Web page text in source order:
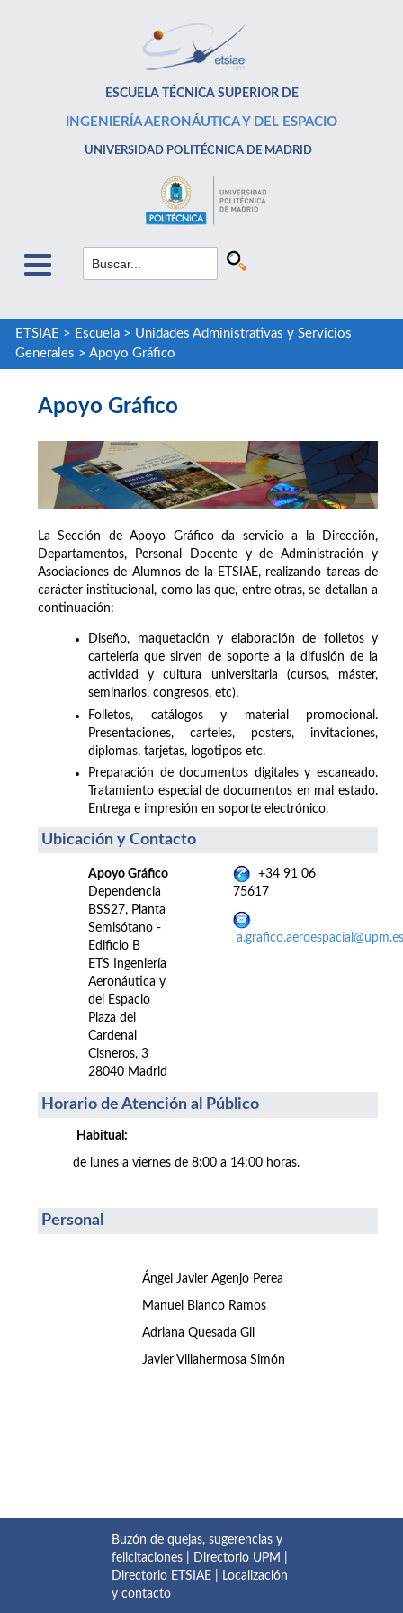
ESCUELA TÉCNICA SUPERIOR DE
INGENIERÍA AERONÁUTICA Y DEL ESPACIO
UNIVERSIDAD POLITÉCNICA DE MADRID
ETSIAE > Escuela> Unidades Administrativas y Servicios
Generales > Apoyo Gráfico
Apoyo Gráfico
La Sección de Apoyo Gráfico da servicio a la Dirección,
Departamentos, Personal Docente y de Administración y
Asociaciones de Alumnos de la ETSIAE, realizando tareas de
carácter institucional, como las que, entre otras, se detallan a
continuación:
Diseño, maquetación y elaboración de folletos y
cartelería que sirven de soporte a la difusión de la
actividad y cultura universitaria (cursos, máster,
seminarios, congresos, etc).
Folletos, catálogos y material promocional.
Presentaciones, carteles, posters, invitaciones,
diplomas, tarjetas, logotipos etc.
Preparación de documentos digitales y escaneado.
Tratamiento especial de documentos en mal estado.
Entrega e impresión en soporte electrónico.
Ubicación y Contacto
Apoyo Gráfico
Dependencia
BSS27, Planta
Semisótano -
Edificio B
ETS Ingeniería
Aeronáutica y
del Espacio
Plaza del
Cardenal
Cisneros, 3
28040 Madrid
+34 91 06
75617
a.grafico.aeroespacial@upm.es
Horario de Atención al Público
Habitual:
de lunes a viernes de 8:00 a 14:00 horas.
Personal
Ángel Javier Agenjo Perea
Manuel Blanco Ramos
Adriana Quesada Gil
Javier Villahermosa Simón
Buzón de quejas, sugerencias y
felicitaciones
Directorio UPM
Directorio ETSIAE
Localización
y contacto